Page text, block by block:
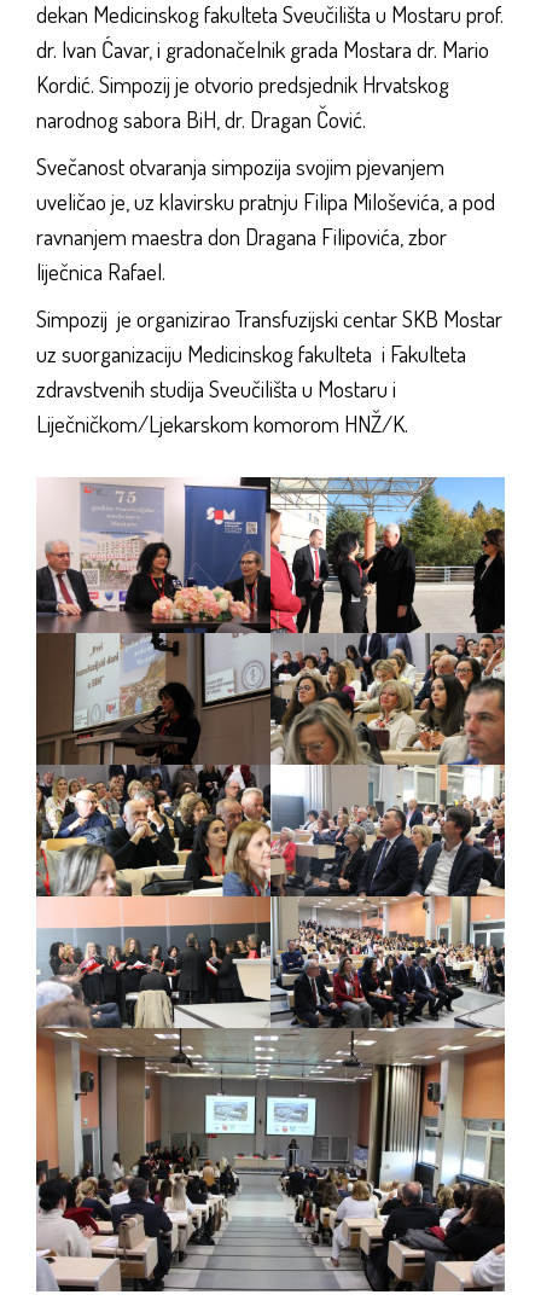
dekan Medicinskog fakulteta Sveučilišta u Mostaru prof.
dr. Ivan Ćavar, i gradonačelnik grada Mostara dr. Mario
Kordić. Simpozij je otvorio predsjednik Hrvatskog
narodnog sabora BiH, dr. Dragan Čović.
Svečanost otvaranja simpozija svojim pjevanjem
uveličao je, uz klavirsku pratnju Filipa Miloševića, a pod
ravnanjem maestra don Dragana Filipovića, zbor
liječnica Rafael.
Simpozij je organizirao Transfuzijski centar SKB Mostar
uz suorganizaciju Medicinskog fakulteta i Fakulteta
zdravstvenih studija Sveučilišta u Mostaru i
Liječničkom/Ljekarskom komorom HNŽ/K.